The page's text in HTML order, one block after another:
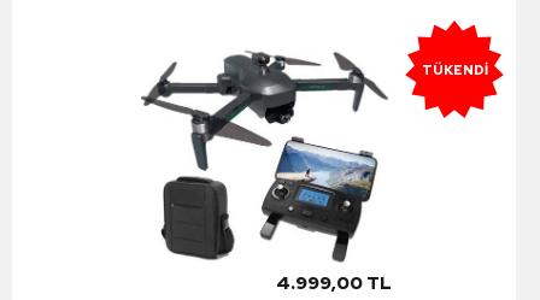
TÜKENDI
4.999,00 TL